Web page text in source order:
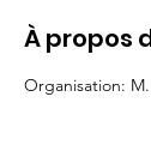
À propos
Organisation: